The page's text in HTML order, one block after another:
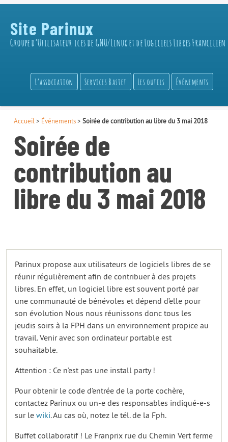
Site Parinux
Groupe d’Utilisateur·ices de GNU/Linux et de Logiciels Libres Francilien
L’association Services Bastet Les outils Événements
Accueil > Événements> Soirée de contribution au libre du 3 mai 2018
Soirée de
contribution au
libre du 3 mai 2018
Parinux propose aux utilisateurs de logiciels libres de se
réunir régulièrement afin de contribuer à des projets
libres. En effet, un logiciel libre est souvent porté par
une communauté de bénévoles et dépend d’elle pour
son évolution Nous nous réunissons donc tous les
jeudis soirs à la FPH dans un environnement propice au
travail. Venir avec son ordinateur portable est
souhaitable.
Attention : Ce n’est pas une install party !
Pour obtenir le code d’entrée de la porte cochère,
contactez Parinux ou un-e des responsables indiqué-e-s
sur le wiki. Au cas où, notez le tél. de la Fph.
Buffet collaboratif ! Le Franprix rue du Chemin Vert ferme